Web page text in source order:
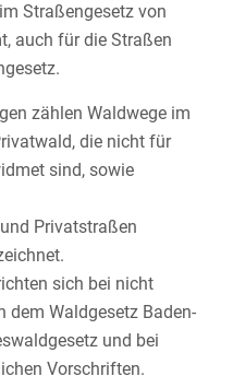
Straßengesetz von
auch für die Straßen
zählen Waldwege im
die nicht für
sind, sowie
Privatstraßen
sich bei nicht
Waldgesetz Baden-
und bei
Vorschriften.